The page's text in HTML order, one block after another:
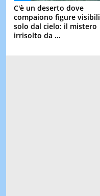
C'è un deserto dove
compaiono figure visibili
solo dal cielo: il mistero
irrisolto da ...